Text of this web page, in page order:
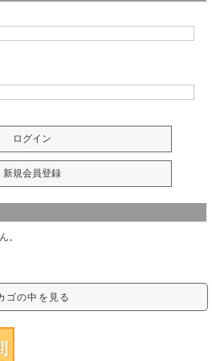
。
ゴの中を見る